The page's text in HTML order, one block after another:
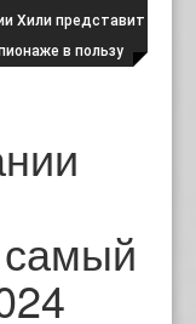
Хили представит
в пользу